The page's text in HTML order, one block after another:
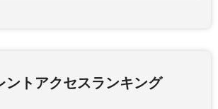
ントアクセスランキング